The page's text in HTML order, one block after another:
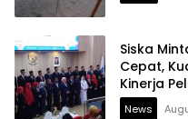
Siska
Cepat,
Kinerja
News